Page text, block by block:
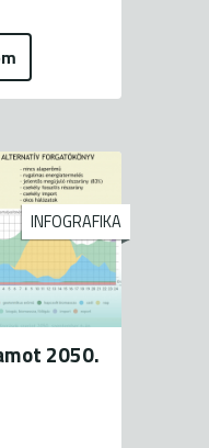
INFOGRAFIKA
2050.